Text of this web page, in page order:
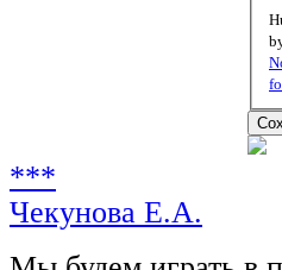
***
Чекунова Е.А.